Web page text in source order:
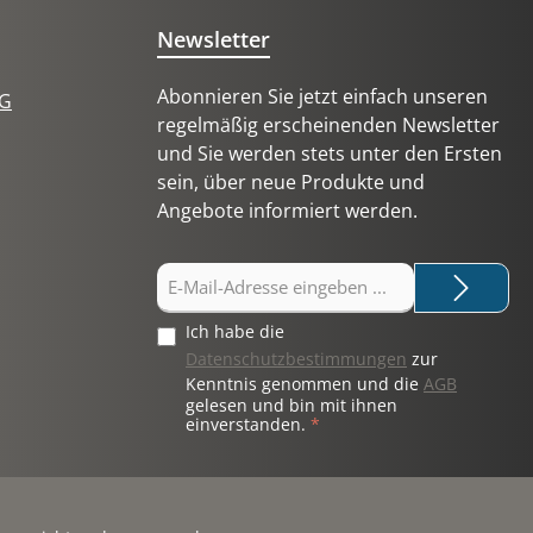
Newsletter
Abonnieren Sie jetzt einfach unseren
regelmäßig erscheinenden Newsletter
und Sie werden stets unter den Ersten
sein, über neue Produkte und
Angebote informiert werden.
E-
Mail-
Adresse
*
Ich habe die
Datenschutzbestimmungen zur
Kenntnis genommen und die AGB
gelesen und bin mit ihnen
einverstanden. *